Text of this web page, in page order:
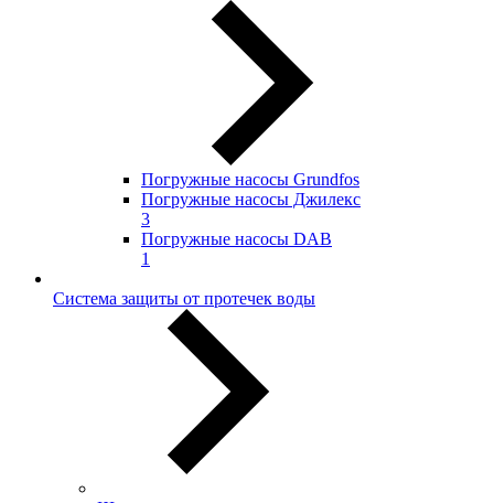
Погружные насосы Grundfos
Погружные насосы Джилекс
3
Погружные насосы DAB
1
Система защиты от протечек воды